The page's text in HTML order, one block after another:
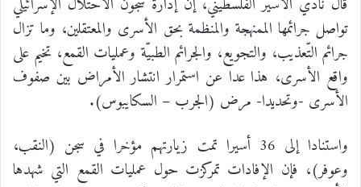
تواصل جرائمها الممنهجة والمنظمة بحق الأسرى والمعتقلين، وما تزال
جرائم التّعذيب، والتجويع، والجرائم الطبيّة وعمليات القمع، تخيم على
واقع الأسرى، هذا عدا عن استمرار انتشار الأمراض بين صفوف
الأسرى -وتحديدا- مرض (الجرب – السكايبوس).
واستنادا إلى 36 أسيرا تمت زيارتهم مؤخرا في سجن (النقب،
وعوفر)، فإن الإفادات تمركزت حول عمليات القمع التي شهدها